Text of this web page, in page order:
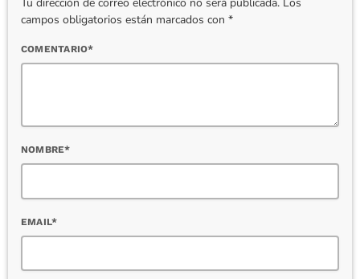
campos obligatorios están marcados con *
COMENTARIO*
NOMBRE*
EMAIL*